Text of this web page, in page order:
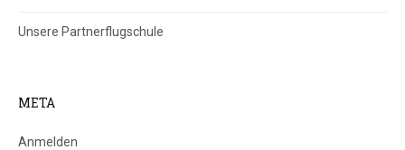
Unsere Partnerflugschule
META
Anmelden